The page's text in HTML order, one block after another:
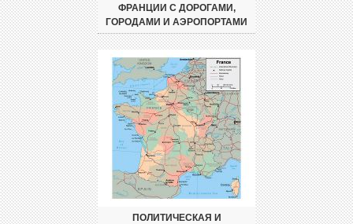
ФРАНЦИИ С ДОРОГАМИ,
ГОРОДАМИ И АЭРОПОРТАМИ
ПОЛИТИЧЕСКАЯ И